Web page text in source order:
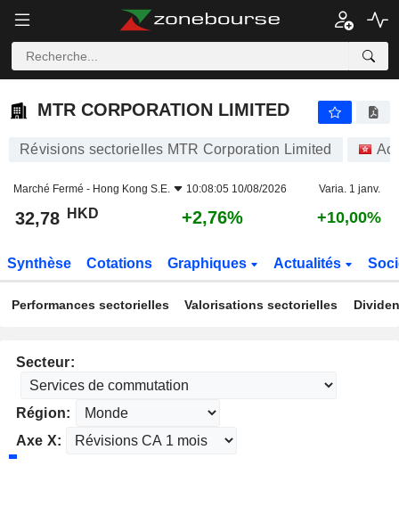
MTR CORPORATION LIMITED
MTR CORPORATION LIMITED
Révisions sectorielles MTR Corporation Limited
Marché Fermé - Hong Kong S.E. 10:08:05 10/08/2026 Varia. 1 janv.
32,78 HKD +2,76% +10,00%
Synthèse Cotations Graphiques Actualités
Performances sectorielles Valorisations sectorielles
Secteur:
Région:
Axe X: